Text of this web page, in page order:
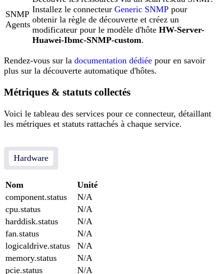
SNMP
Agents
Installez le connecteur Generic SNMP pour
obtenir la règle de découverte et créez un
modificateur pour le modèle d'hôte HW-Server-
Huawei-Ibmc-SNMP-custom.
Rendez-vous sur la documentation dédiée pour en savoir
plus sur la découverte automatique d'hôtes.
Métriques & statuts collectés
Voici le tableau des services pour ce connecteur, détaillant
les métriques et statuts rattachés à chaque service.
Hardware
Nom
Unité
component.status
N/A
cpu.status
N/A
harddisk.status
N/A
fan.status
N/A
logicaldrive.status
N/A
memory.status
N/A
pcie.status
N/A